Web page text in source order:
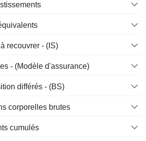
recouvrer - (IS)
- (Modèle d'assurance)
différés - (BS)
corporelles brutes
cumulés